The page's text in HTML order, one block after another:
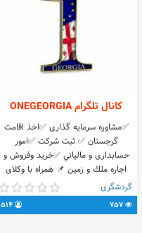
کانال تلگرام ONEGEORGIA
✅مشاوره سرمايه گذاری ✅اخذ اقامت
گرجستان ✅ ثبت شرکت ✅امور
حسابداری و مالياتي ✅خرید وفروش و
اجاره ملك و زمین 📌 همراه با وکلای
مجرب گرجی و ایرانی در 📍شركت وان
جورجيا. 00995591955002☎️
#مشاوره_رایگان @Masoud1Geo 🇬🇪
گردشگری
757
514